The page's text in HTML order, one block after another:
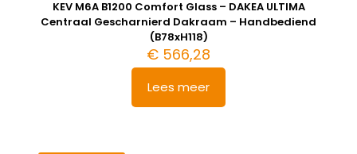
KEV M6A B1200 Comfort Glass – DAKEA ULTIMA
Centraal Gescharnierd Dakraam – Handbediend
(B78xH118)
€ 566,28
Lees meer